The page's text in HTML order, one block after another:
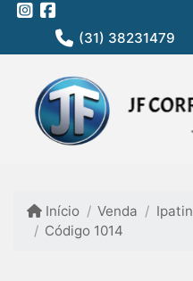
(31) 38231479
Início Venda
Código 1014